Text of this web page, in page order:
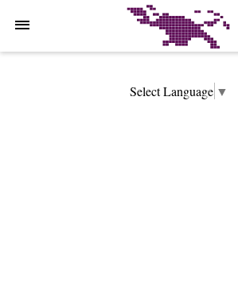
Select Language ▼